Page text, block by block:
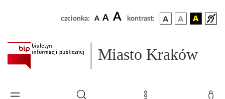
czcionka: A A A kontrast:
Miasto Kraków